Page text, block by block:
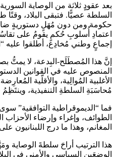
بعد عقودٍ ثلاثة من الوصاية
السلطة عصيًّا. فتبقى البلاد، وقتًا
حكومة ومن دون مُهَلٍ دستوريةٍ
اعتمادِ أُسلوبِ حُكمٍ يقومُ على
إجماعٍ وطني مُخادِع، أطلقوا عليه
إنَّ هذا المُصطَلَح-البِدعة، لا يمتُّ
المنصوص عليه في القوانين
الأغلبية المُوالِية، والأقلّية
مُحاسَبَةِ السلطةِ التنفيذية، وينتَظِمُ
فما “الديموقراطية التوافقية”
الطوائف، وإغراء وإرضاء الأحزاب
المغانم، وهذا ما درج اللبنانيون
هذا الترتيب أراحَ سلطةَ الوصاية
الوضعَين السياسي والأمني في